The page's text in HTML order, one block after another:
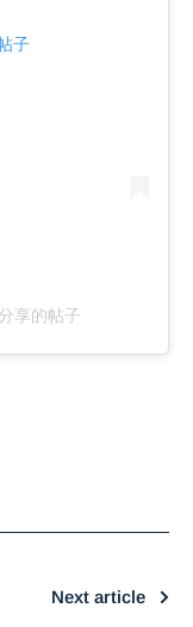
子
享的帖子
Next article